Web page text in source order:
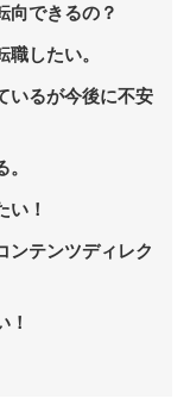
向できるの？
したい。
いるが今後に不安
い！
ンテンツディレク
！